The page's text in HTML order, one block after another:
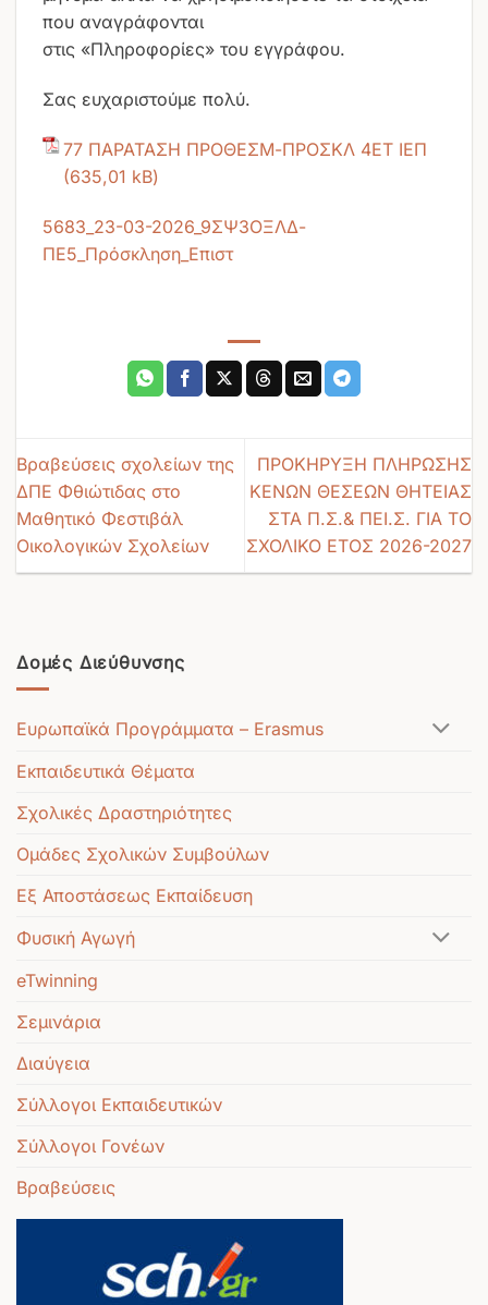
Δομές Διεύθυνσης
Ευρωπαϊκά Προγράμματα – Erasmus
Εκπαιδευτικά Θέματα
Σχολικές Δραστηριότητες
Ομάδες Σχολικών Συμβούλων
Εξ Αποστάσεως Εκπαίδευση
Φυσική Αγωγή
eTwinning
Σεμινάρια
Διαύγεια
Σύλλογοι Εκπαιδευτικών
Σύλλογοι Γονέων
Βραβεύσεις
που αναγράφονται
στις «Πληροφορίες» του εγγράφου.
Σας ευχαριστούμε πολύ.
77 ΠΑΡΑΤΑΣΗ ΠΡΟΘΕΣΜ-ΠΡΟΣΚΛ 4ΕΤ ΙΕΠ
5683_23-03-2026_9ΣΨ3ΟΞΛΔ-
ΠΕ5_Πρόσκληση_Επιστ
Βραβεύσεις σχολείων της
ΔΠΕ Φθιώτιδας στο
Μαθητικό Φεστιβάλ
Οικολογικών Σχολείων
ΠΡΟΚΗΡΥΞΗ ΠΛΗΡΩΣΗΣ
ΚΕΝΩΝ ΘΕΣΕΩΝ ΘΗΤΕΙΑΣ
ΣΤΑ Π.Σ.& ΠΕΙ.Σ. ΓΙΑ ΤΟ
ΣΧΟΛΙΚΟ ΕΤΟΣ 2026-2027